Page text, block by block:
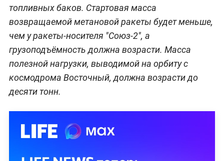
топливных баков. Стартовая масса
возвращаемой метановой ракеты будет меньше,
чем у ракеты-носителя "Союз-2", а
грузоподъёмность должна возрасти. Масса
полезной нагрузки, выводимой на орбиту с
космодрома Восточный, должна возрасти до
десяти тонн.